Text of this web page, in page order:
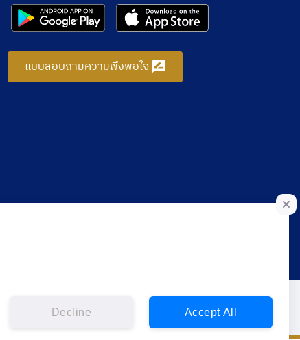
แบบสอบถามความพึงพอใจ
Decline Accept All